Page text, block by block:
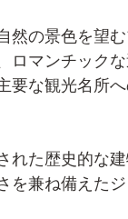
然の景色を望
ロマンチック
要な観光名所
れた歴史的な
を兼ね備えた